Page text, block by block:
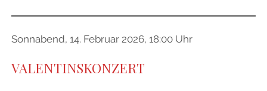
Sonnabend, 14. Februar 2026, 18:00 Uhr
VALENTINSKONZERT